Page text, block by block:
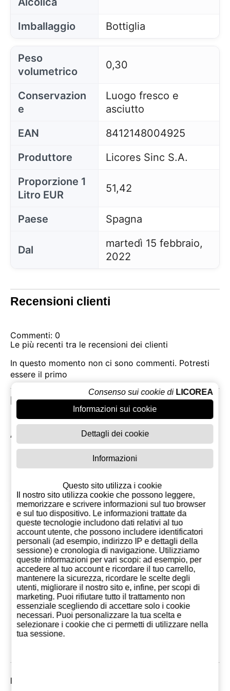
Imballaggio Bottiglia
Peso
volumetrico
0,30
Conservazion
e
Luogo fresco e
asciutto
EAN
8412148004925
Produttore
Licores Sinc S.A.
Proporzione 1
Litro EUR
51,42
Paese Spagna
Dal
martedì 15 febbraio,
2022
Recensioni clienti
Commenti: 0
Le più recenti tra le recensioni dei clienti
In questo momento non ci sono commenti. Potresti
essere il primo
Prodotti Correlati
Altri prodotti di Licores Sinc
Liquore al Caffè
CEROL Gourmet
10,50 €
Aggiungi al
carrello
Absenta Serpis
Dry 55%
23,75 €
Aggiungi al
50 Solera
Consenso sui cookie di LICOREA
Informazioni sui cookie
Dettagli dei cookie
Informazioni
Questo sito utilizza i cookie
Il nostro sito utilizza cookie che possono leggere,
memorizzare e scrivere informazioni sul tuo browser
e sul tuo dispositivo. Le informazioni trattate da
queste tecnologie includono dati relativi al tuo
account utente, che possono includere identificatori
personali (ad esempio, indirizzo IP e dettagli della
sessione) e cronologia di navigazione. Utilizziamo
queste informazioni per vari scopi: ad esempio, per
accedere al tuo account e ricordare il tuo carrello,
mantenere la sicurezza, ricordare le scelte degli
utenti, migliorare il nostro sito e, infine, per scopi di
marketing. Puoi rifiutare tutto il trattamento non
essenziale scegliendo di accettare solo i cookie
necessari. Puoi personalizzare la tua scelta e
selezionare i cookie che ci permetti di utilizzare nella
tua sessione.